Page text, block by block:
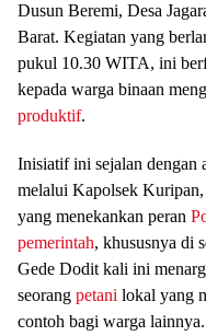
Dusun Beremi, Desa
Barat. Kegiatan yang
pukul 10.30 WITA, ini
kepada warga binaan
produktif.
Inisiatif ini sejalan dengan
melalui Kapolsek
yang menekankan peran
pemerintah, khususnya di
Gede Dodit kali ini
seorang petani lokal yang
contoh bagi warga lainnya.